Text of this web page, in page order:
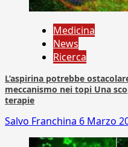
Medicina
News
Ricerca
L’aspirina potrebbe
meccanismo nei topi Una
terapie
Salvo Franchina 6 Marzo